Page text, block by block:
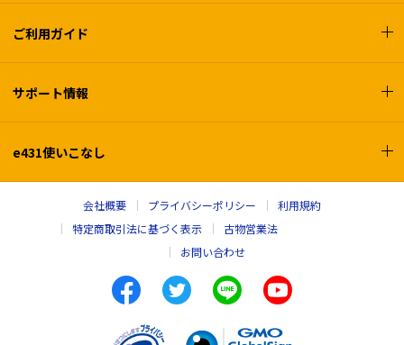
ご利用ガイド
サポート情報
e431使いこなし
会社概要 プライバシーポリシー
利用規約
特定商取引法に基づく表示
古物営業法
お問い合わせ